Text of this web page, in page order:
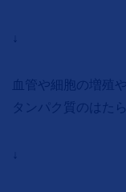
↓
血管や細胞の増殖
タンパク質のはた
↓